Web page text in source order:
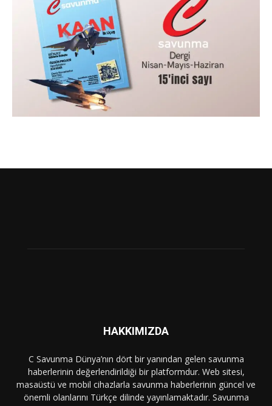
HAKKIMIZDA
C Savunma Dünya’nın dört bir yanından gelen savunma
haberlerinin değerlendirildiği bir platformdur. Web sitesi,
masaüstü ve mobil cihazlarla savunma haberlerinin güncel ve
önemli olanlarını Türkçe dilinde yayınlamaktadır. Savunma